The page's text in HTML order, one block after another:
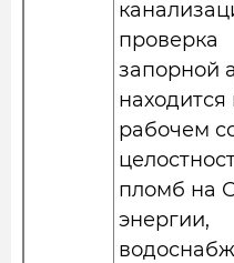
проверка
запорной
находится
рабочем
пломб на
энергии,